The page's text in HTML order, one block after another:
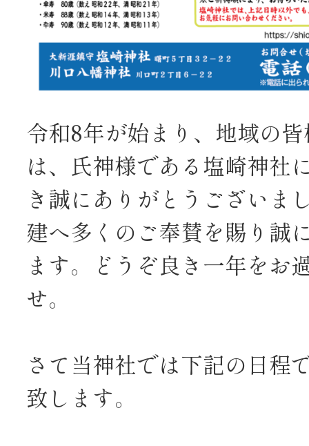
令和8年が始まり、地域の
は、氏神様である塩崎神社
き誠にありがとうございま
建へ多くのご奉賛を賜り誠
ます。どうぞ良き一年をお
せ。
さて当神社では下記の日程
致します。